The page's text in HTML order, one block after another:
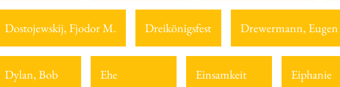
Dostojewskij, Fjodor M. Dreikönigsfest Drewermann, Eugen
Dylan, Bob Ehe Einsamkeit Eiphanie